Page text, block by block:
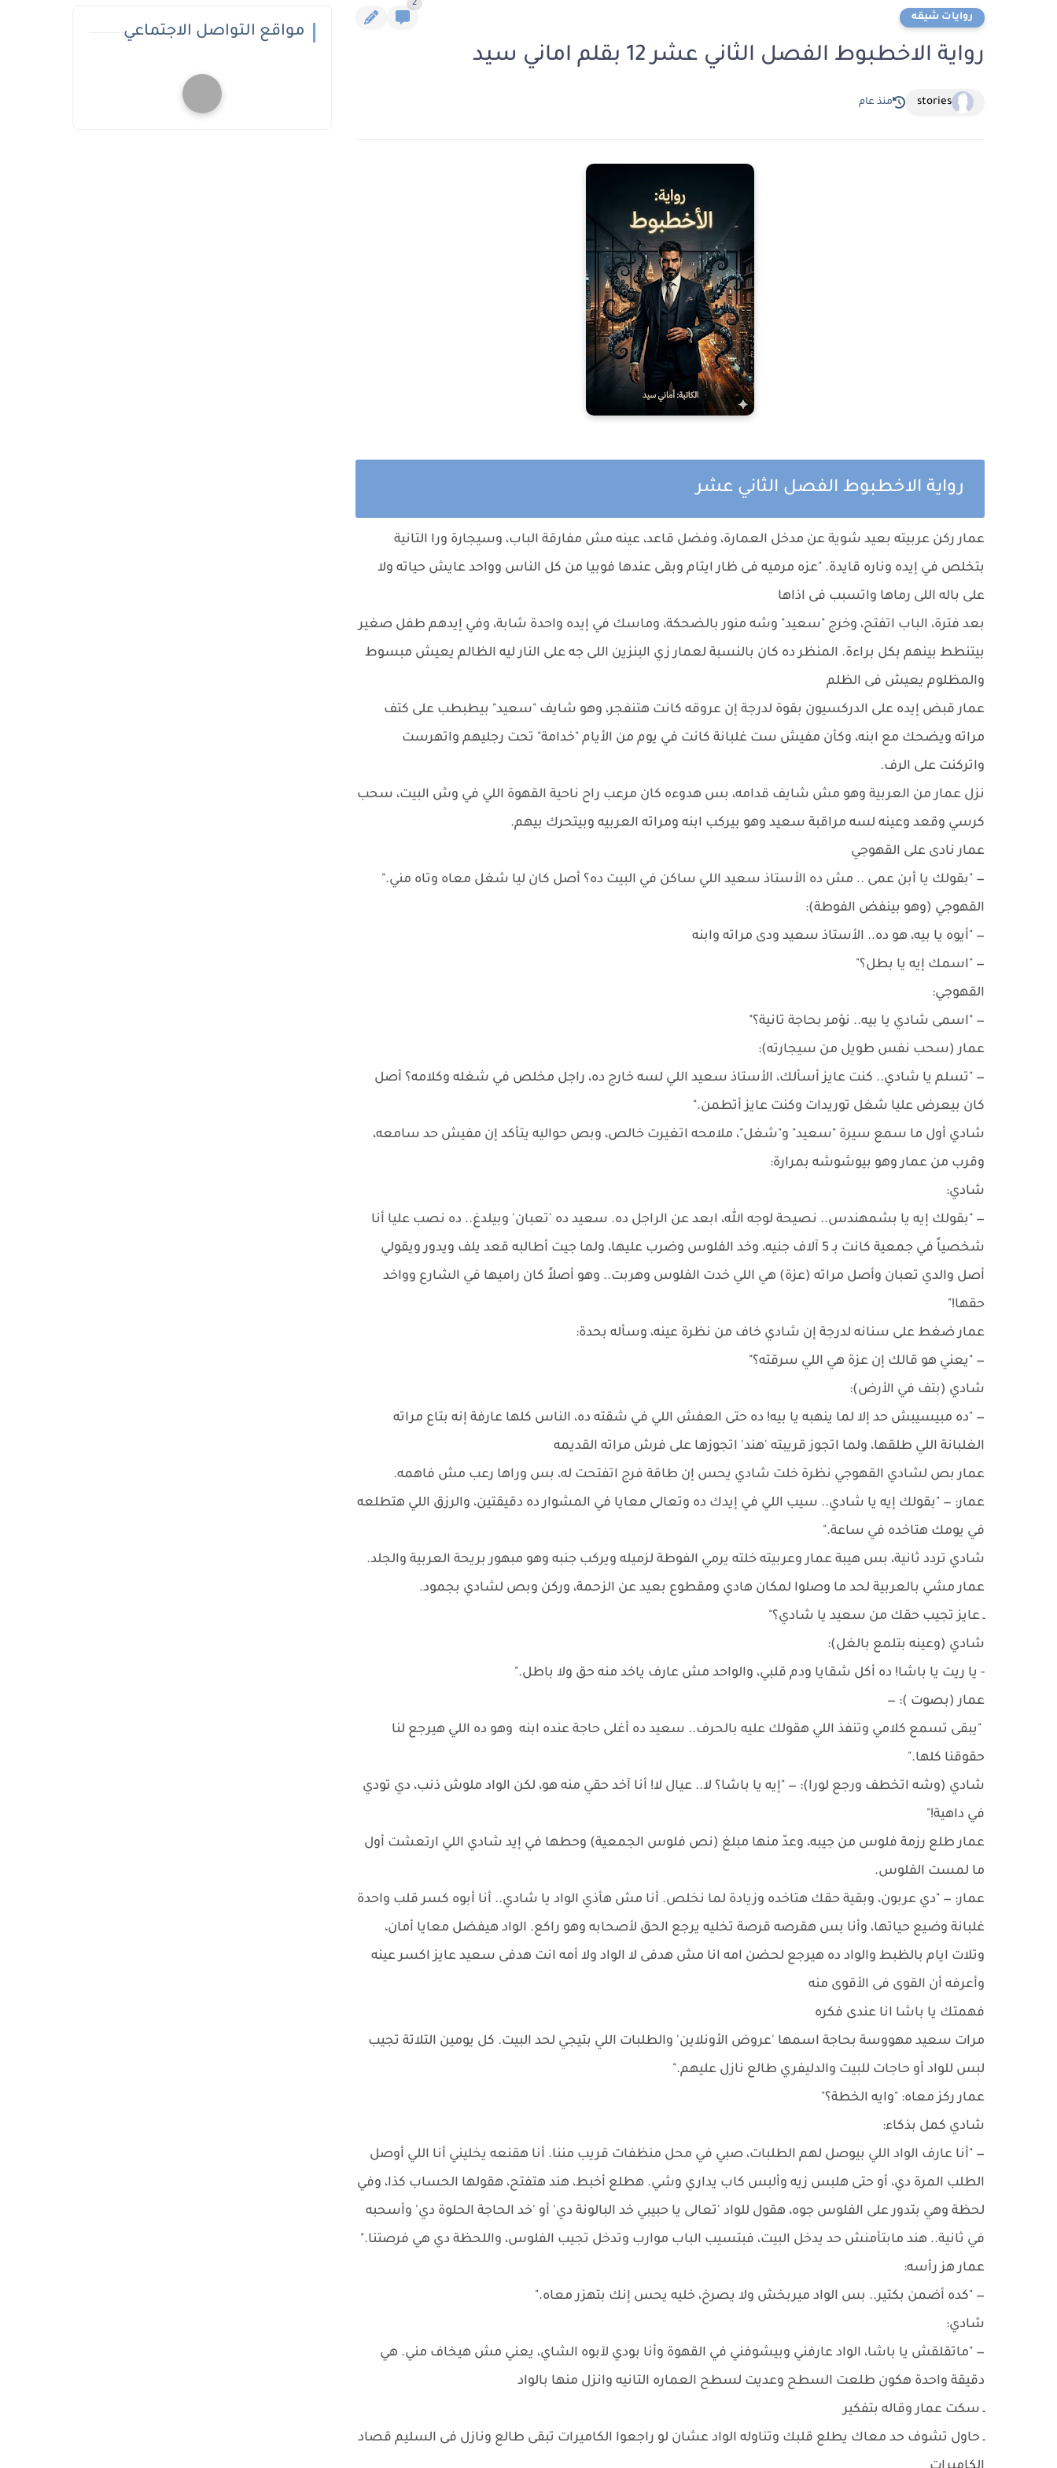
روايات شيقه
2
رواية الاخطبوط الفصل الثاني عشر 12 بقلم اماني سيد
stories منذ عام
رواية الاخطبوط الفصل الثاني عشر
عمار ركن عربيته بعيد شوية عن مدخل العمارة، وفضل قاعد، عينه مش مفارقة الباب، وسيجارة ورا التانية
بتخلص في إيده وناره قايدة. "عزه مرميه فى ظار ايتام وبقى عندها فوبيا من كل الناس وواحد عايش حياته ولا
على باله اللى رماها واتسبب فى اذاها
بعد فترة، الباب اتفتح، وخرج "سعيد" وشه منور بالضحكة، وماسك في إيده واحدة شابة، وفي إيدهم طفل صغير
بيتنطط بينهم بكل براءة. المنظر ده كان بالنسبة لعمار زي البنزين اللى جه على النار ليه الظالم يعيش مبسوط
والمظلوم يعيش فى الظلم
عمار قبض إيده على الدركسيون بقوة لدرجة إن عروقه كانت هتنفجر، وهو شايف "سعيد" بيطبطب على كتف
مراته ويضحك مع ابنه، وكأن مفيش ست غلبانة كانت في يوم من الأيام "خدامة" تحت رجليهم واتهرست
واتركنت على الرف.
نزل عمار من العربية وهو مش شايف قدامه، بس هدوءه كان مرعب راح ناحية القهوة اللي في وش البيت، سحب
كرسي وقعد وعينه لسه مراقبة سعيد وهو بيركب ابنه ومراته العربيه وبيتحرك بيهم.
عمار نادى على القهوجي
— "بقولك يا أبن عمى .. مش ده الأستاذ سعيد اللي ساكن في البيت ده؟ أصل كان ليا شغل معاه وتاه مني."
القهوجي (وهو بينفض الفوطة):
— "أيوه يا بيه، هو ده.. الأستاذ سعيد ودى مراته وابنه
— "اسمك إيه يا بطل؟"
القهوجي:
— "اسمى شادي يا بيه.. نؤمر بحاجة تانية؟"
عمار (سحب نفس طويل من سيجارته):
— "تسلم يا شادي.. كنت عايز أسألك، الأستاذ سعيد اللي لسه خارج ده، راجل مخلص في شغله وكلامه؟ أصل
كان بيعرض عليا شغل توريدات وكنت عايز أتطمن."
شادي أول ما سمع سيرة "سعيد" و"شغل"، ملامحه اتغيرت خالص، وبص حواليه يتأكد إن مفيش حد سامعه،
وقرب من عمار وهو بيوشوشه بمرارة:
شادي:
— "بقولك إيه يا بشمهندس.. نصيحة لوجه الله، ابعد عن الراجل ده. سعيد ده 'تعبان' وبيلدغ.. ده نصب عليا أنا
شخصياً في جمعية كانت بـ 5 آلاف جنيه، وخد الفلوس وضرب عليها، ولما جيت أطالبه قعد يلف ويدور ويقولي
أصل والدي تعبان وأصل مراته (عزة) هي اللي خدت الفلوس وهربت.. وهو أصلاً كان راميها في الشارع وواخد
حقها!"
عمار ضغط على سنانه لدرجة إن شادي خاف من نظرة عينه، وسأله بحدة:
— "يعني هو قالك إن عزة هي اللي سرقته؟"
شادي (بتف في الأرض):
— "ده مبيسيبش حد إلا لما ينهبه يا بيه! ده حتى العفش اللي في شقته ده، الناس كلها عارفة إنه بتاع مراته
الغلبانة اللي طلقها، ولما اتجوز قريبته 'هند' اتجوزها على فرش مراته القديمه
عمار بص لشادي القهوجي نظرة خلت شادي يحس إن طاقة فرج اتفتحت له، بس وراها رعب مش فاهمه.
​عمار: — "بقولك إيه يا شادي.. سيب اللي في إيدك ده وتعالى معايا في المشوار ده دقيقتين، والرزق اللي هتطلعه
في يومك هتاخده في ساعة."
​شادي تردد ثانية، بس هيبة عمار وعربيته خلته يرمي الفوطة لزميله ويركب جنبه وهو مبهور بريحة العربية والجلد.
عمار مشي بالعربية لحد ما وصلوا لمكان هادي ومقطوع بعيد عن الزحمة، وركن وبص لشادي بجمود.
ـ عايز تجيب حقك من سعيد يا شادي؟"
شادي (وعينه بتلمع بالغل):
- يا ريت يا باشا! ده أكل شقايا ودم قلبي، والواحد مش عارف ياخد منه حق ولا باطل."
​عمار (بصوت ): —
"يبقى تسمع كلامي وتنفذ اللي هقولك عليه بالحرف.. سعيد ده أغلى حاجة عنده ابنه وهو ده اللي هيرجع لنا
حقوقنا كلها."
شادي (وشه اتخطف ورجع لورا): — "إيه يا باشا؟ لا.. عيال لا! أنا آخد حقي منه هو، لكن الواد ملوش ذنب، دي تودي
في داهية!"
عمار طلع رزمة فلوس من جيبه، وعدّ منها مبلغ (نص فلوس الجمعية) وحطها في إيد شادي اللي ارتعشت أول
ما لمست الفلوس.
عمار: — "دي عربون، وبقية حقك هتاخده وزيادة لما نخلص. أنا مش هأذي الواد يا شادي.. أنا أبوه كسر قلب واحدة
غلبانة وضيع حياتها، وأنا بس هقرصه قرصة تخليه يرجع الحق لأصحابه وهو راكع. الواد هيفضل معايا أمان،
وتلات ايام بالظبط والواد ده هيرجع لحضن امه انا مش هدفى لا الواد ولا أمه انت هدفى سعيد عايز اكسر عينه
وأعرفه أن القوى فى الأقوى منه
فهمتك يا باشا انا عندى فكره
مرات سعيد مهووسة بحاجة اسمها 'عروض الأونلاين' والطلبات اللي بتيجي لحد البيت. كل يومين التلاتة تجيب
لبس للواد أو حاجات للبيت والدليفري طالع نازل عليهم."
عمار ركز معاه: "وايه الخطة؟"
شادي كمل بذكاء:
— "أنا عارف الواد اللي بيوصل لهم الطلبات، صبي في محل منظفات قريب مننا. أنا هقنعه يخليني أنا اللي أوصل
الطلب المرة دي، أو حتى هلبس زيه وألبس كاب يداري وشي. هطلع أخبط، هند هتفتح، هقولها الحساب كذا، وفي
لحظة وهي بتدور على الفلوس جوه، هقول للواد 'تعالى يا حبيبي خد البالونة دي' أو 'خد الحاجة الحلوة دي' وأسحبه
في ثانية.. هند مابتأمنش حد يدخل البيت، فبتسيب الباب موارب وتدخل تجيب الفلوس، واللحظة دي هي فرصتنا."
عمار هز رأسه:
— "كده أضمن بكتير.. بس الواد ميربخش ولا يصرخ، خليه يحس إنك بتهزر معاه."
شادي:
— "ماتقلقش يا باشا، الواد عارفني وبيشوفني في القهوة وأنا بودي لآبوه الشاي، يعني مش هيخاف مني. هي
دقيقة واحدة هكون طلعت السطح وعديت لسطح العماره التانيه وانزل منها بالواد
ـ سكت عمار وقاله بتفكير
ـ حاول تشوف حد معاك يطلع قلبك وتناوله الواد عشان لو راجعوا الكاميرات تبقى طالع ونازل فى السليم قصاد
مواقع التواصل الاجتماعي